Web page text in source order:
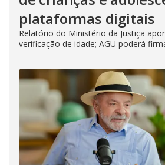
plataformas digitais
Relatório do Ministério da Justiça
verificação de idade; AGU poderá